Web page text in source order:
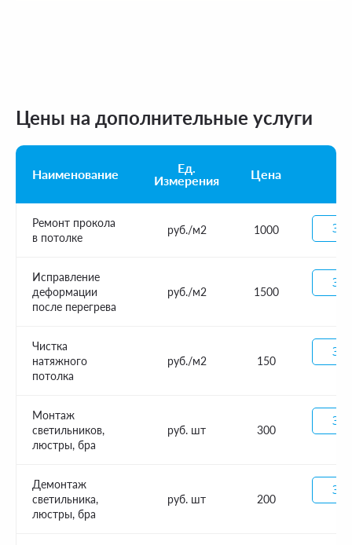
Цены на дополнительные услуги
Наименование
Ед.
Измерения
Цена
Ремонт прокола
в потолке
руб./м2 1000
Исправление
деформации
после перегрева
руб./м2 1500
Чистка
натяжного
потолка
руб./м2 150
Монтаж
светильников,
люстры, бра
руб. шт 300
Демонтаж
светильника,
люстры, бра
руб. шт 200